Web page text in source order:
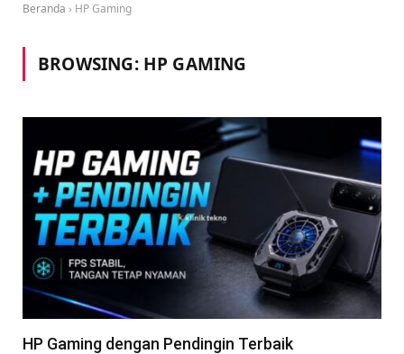
Beranda › HP Gaming
BROWSING: HP GAMING
HP Gaming dengan Pendingin Terbaik